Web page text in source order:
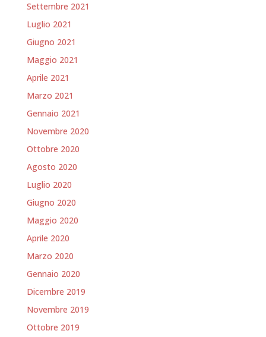
Settembre 2021
Luglio 2021
Giugno 2021
Maggio 2021
Aprile 2021
Marzo 2021
Gennaio 2021
Novembre 2020
Ottobre 2020
Agosto 2020
Luglio 2020
Giugno 2020
Maggio 2020
Aprile 2020
Marzo 2020
Gennaio 2020
Dicembre 2019
Novembre 2019
Ottobre 2019